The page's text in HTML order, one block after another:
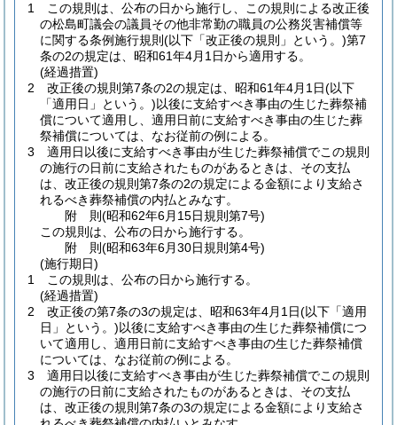
1
この規則は、公布の日から施行し、この規則による改正後
の松島町議会の議員その他非常勤の職員の公務災害補償等
に関する条例施行規則 (以下「改正後の規則」という。)第7
条の2の規定は、昭和61年4月1日から適用する。
(経過措置)
2
改正後の規則第7条の2の規定は、昭和61年4月1日(以下
「適用日」という。)以後に支給すべき事由の生じた葬祭補
償について適用し、適用日前に支給すべき事由の生じた葬
祭補償については、なお従前の例による。
3
適用日以後に支給すべき事由が生じた葬祭補償でこの規則
の施行の日前に支給されたものがあるときは、その支払
は、改正後の規則第7条の2の規定による金額により支給さ
れるべき葬祭補償の内払とみなす。
附 則(昭和62年6月15日規則第7号)
この規則は、公布の日から施行する。
附 則(昭和63年6月30日規則第4号)
(施行期日)
1
この規則は、公布の日から施行する。
(経過措置)
2
改正後の第7条の3の規定は、昭和63年4月1日(以下「適用
日」という。)以後に支給すべき事由の生じた葬祭補償につ
いて適用し、適用日前に支給すべき事由の生じた葬祭補償
については、なお従前の例による。
3
適用日以後に支給すべき事由が生じた葬祭補償でこの規則
の施行の日前に支給されたものがあるときは、その支払
は、改正後の規則第7条の3の規定による金額により支給さ